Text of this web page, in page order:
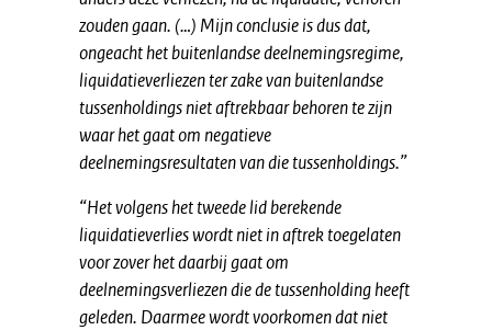
zouden gaan. (…) Mijn conclusie is dus dat,
ongeacht het buitenlandse deelnemingsregime,
liquidatieverliezen ter zake van buitenlandse
tussenholdings niet aftrekbaar behoren te zijn
waar het gaat om negatieve
deelnemingsresultaten van die tussenholdings.”
“Het volgens het tweede lid berekende
liquidatieverlies wordt niet in aftrek toegelaten
voor zover het daarbij gaat om
deelnemingsverliezen die de tussenholding heeft
geleden. Daarmee wordt voorkomen dat niet